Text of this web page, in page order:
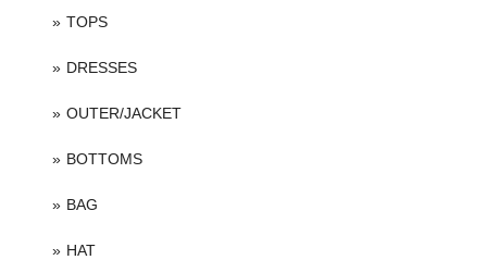
TOPS
DRESSES
OUTER/JACKET
BOTTOMS
BAG
HAT